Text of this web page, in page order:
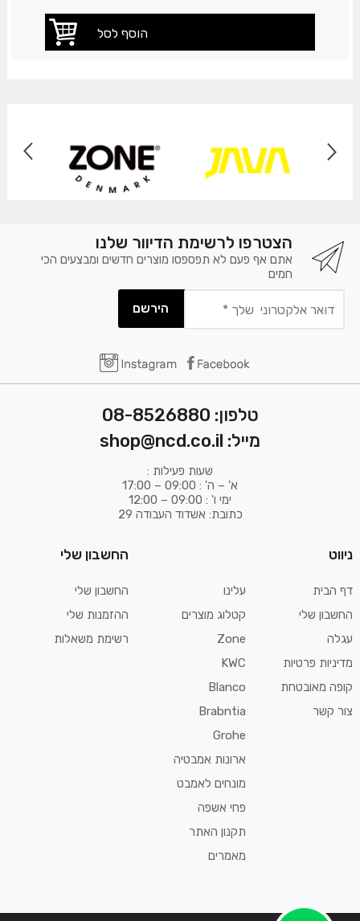
משטח חלק אחר.אחריות
המוצר: 2 שנות אחריות על
חלודה. משלוח 35 ש"ח.עד
הצטרפו לרשימת הדיוור שלנו
אתם אף פעם לא תפספסו מוצרים חדשים ומבצעים הכי
חמים
אלקטרוני
שלך
טלפון: 08-8526880
מייל: shop@ncd.co.il
שעות פעילות :
א' – ה' : 09:00 – 17:00
ימי ו' : 09:00 – 12:00
כתובת: אשדוד העבודה 29
ניווט
דף הבית
החשבון שלי
עגלה
מדיניות פרטיות
קופה מאובטחת
צור קשר
עלינו
קטלוג מוצרים
Zone
KWC
Blanco
Brabntia
Grohe
ארונות אמבטיה
מונחים לאמבט
פחי אשפה
תקנון האתר
מאמרים
החשבון שלי
החשבון שלי
ההזמנות שלי
רשימת משאלות